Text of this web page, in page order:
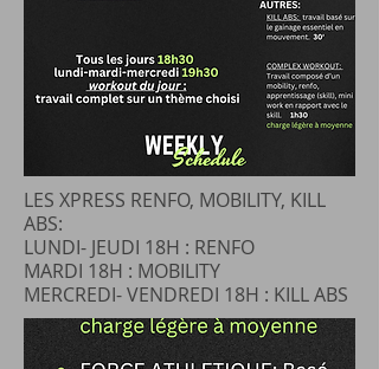
LES XPRESS RENFO, MOBILITY, KILL
ABS:
LUNDI- JEUDI 18H : RENFO
MARDI 18H : MOBILITY
MERCREDI- VENDREDI 18H : KILL ABS